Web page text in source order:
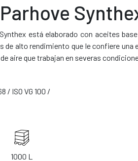
está elaborado con aceites
de alto rendimiento que le confiere
aire que trabajan en severas
/ ISO VG 100 /
1000 L